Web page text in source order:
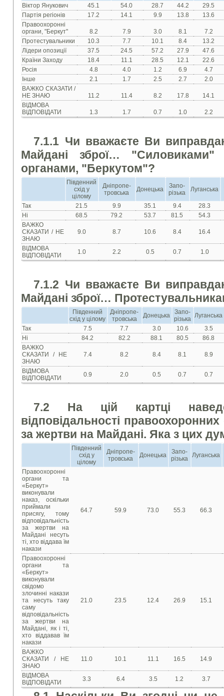
Віктор Янукович 45.1 54.0 28.7 44.2
29.5
Партія регіонів
17.2 14.1 9.9 13.8
13.6
Правоохоронні
органи, "Беркут"
8.2 7.9 3.0 8.1
7.2
Протестувальники
10.3 7.7 10.1 8.4
13.2
Лідери опозиції
37.5 24.5 57.2 27.9
47.6
Країни Заходу
18.4 11.1 28.5 12.1
22.6
Росія
4.8 4.0 1.2 6.9
4.7
Інше
2.1 1.7 2.5 2.7
2.0
ВАЖКО СКАЗАТИ /
НЕ ЗНАЮ
11.2 11.4 8.2 17.8
14.1
ВІДМОВА
ВІДПОВІДАТИ
1.3 1.7 0.7 1.0 2.2
7.1.1 Чи вважаєте Ви
Майдані зброї… "Силовиками"
органами, "Беркутом"?
Південний
схід у
цілому
Дніпропе-
тровська
Донецька
Запо-
різька
Луганська
Так 21.5 9.9 35.1 9.4
28.3
Ні
68.5 79.2 53.7 81.5
54.3
ВАЖКО
СКАЗАТИ / НЕ
ЗНАЮ
9.0 8.7 10.6 8.4 16.4
ВІДМОВА
ВІДПОВІДАТИ
1.0 2.2 0.5 0.7 1.0
7.1.2 Чи вважаєте Ви
Майдані зброї… Протестувальника
Південний
схід у цілому
Дніпропе-
тровська
Донецька
Запо-
різька Луганська
Так
7.5 7.7 3.0 10.6
3.5
Ні
84.2 82.2 88.1 80.5
86.8
ВАЖКО
СКАЗАТИ / НЕ
ЗНАЮ
7.4 8.2 8.4 8.1 8.9
ВІДМОВА
ВІДПОВІДАТИ
0.9 2.0 0.5 0.7 0.7
7.2 На цій картці
відповідальності
за жертви на Майдані. Яка з цих
Південний
схід у
цілому
Дніпропе-
тровська
Донецька
Запо-
різька
Луганська
Правоохоронні
органи та
«Беркут»
виконували
наказ, оскільки
приймали
присягу, тому
відповідальність
за жертви на
Майдані несуть
ті, хто віддава їм
накази
64.7 59.9 73.0 55.3 66.3
Правоохоронні
органи та
«Беркут»
виконували
свідомо
злочинні накази
та несуть таку
саму
відповідальність
за жертви на
Майдані, як і ті,
хто віддавав їм
накази
21.0 23.5 12.4 26.9 15.1
ВАЖКО
СКАЗАТИ / НЕ
ЗНАЮ
11.0 10.1 11.1 16.5 14.9
ВІДМОВА
ВІДПОВІДАТИ
3.3 6.4 3.5 1.2 3.7